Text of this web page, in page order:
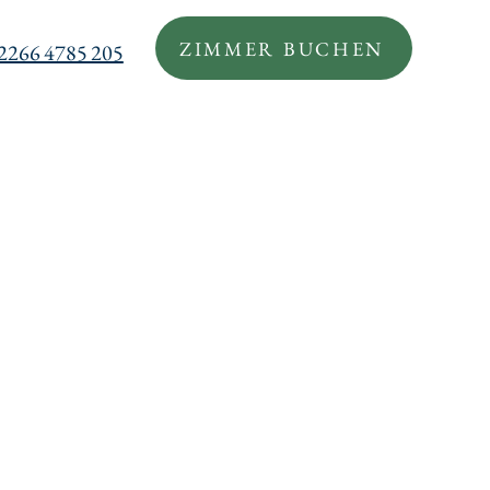
4785 205 ZIMMER BUCHEN